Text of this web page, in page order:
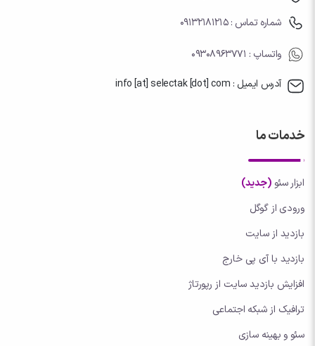
شماره تماس : 09132181215
واتساپ : 09308963771
آدرس ایمیل : info [at] selectak [dot] com
خدمات ما
ابزار سئو (جدید)
ورودی از گوگل
بازدید از سایت
بازدید با آی پی خارج
افزایش بازدید سایت از رپورتاژ
ترافیک از شبکه اجتماعی
سئو و بهینه سازی